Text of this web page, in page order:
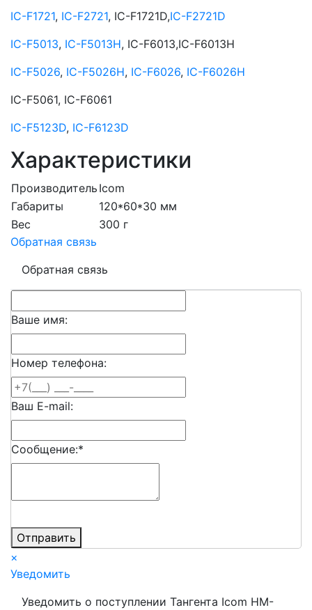
IC-F1721, IC-F2721, IC-F1721D,IC-F2721D
IC-F5013, IC-F5013H, IC-F6013,IC-F6013H
IC-F5026, IC-F5026H, IC-F6026, IC-F6026H
IC-F5061, IC-F6061
IC-F5123D, IC-F6123D
Характеристики
Производитель Icom
Габариты
120*60*30 мм
Вес
300 г
Обратная связь
Обратная связь
Ваше имя:
Номер телефона:
Ваш E-mail:
Сообщение:*
Отправить
×
Уведомить
Уведомить о поступлении Тангента Icom HM-